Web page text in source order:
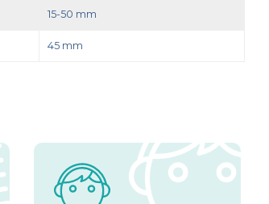
15-50 mm
45 mm